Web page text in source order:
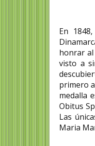
En
honrar al
visto a
primero
medalla
Obitus
Las
Maria